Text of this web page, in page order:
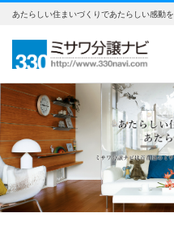
あたらしい住まいづくりであたらしい感動を